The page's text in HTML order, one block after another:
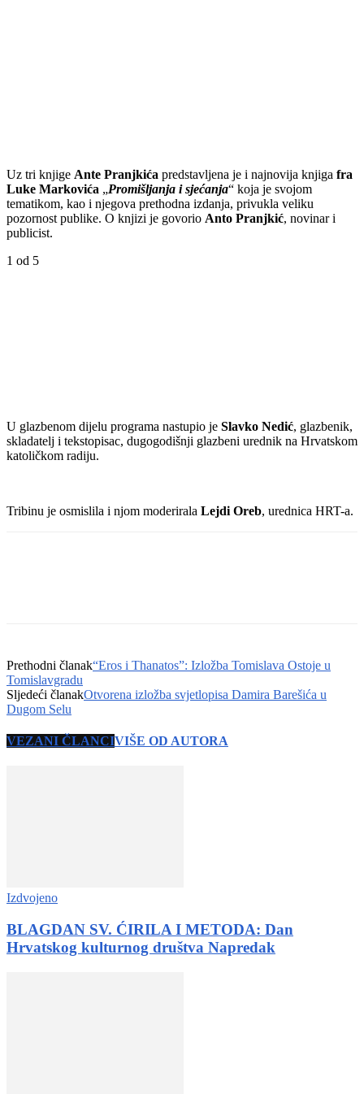
Uz tri knjige Ante Pranjkića predstavljena je i najnovija knjiga fra
Luke Markovića „Promišljanja i sjećanja“ koja je svojom
tematikom, kao i njegova prethodna izdanja, privukla veliku
pozornost publike. O knjizi je govorio Anto Pranjkić, novinar i
publicist.
1 od 5
U glazbenom dijelu programa nastupio je Slavko Nedić, glazbenik,
skladatelj i tekstopisac, dugogodišnji glazbeni urednik na Hrvatskom
katoličkom radiju.
Tribinu je osmislila i njom moderirala Lejdi Oreb, urednica HRT-a.
Prethodni članak“Eros i Thanatos”: Izložba Tomislava Ostoje u
Tomislavgradu
Sljedeći članakOtvorena izložba svjetlopisa Damira Barešića u
Dugom Selu
VEZANI ČLANCIVIŠE OD AUTORA
Izdvojeno
BLAGDAN SV. ĆIRILA I METODA: Dan
Hrvatskog kulturnog društva Napredak